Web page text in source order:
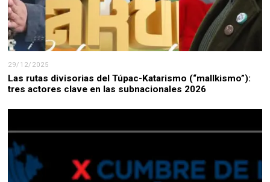
29/12/2025
Las rutas divisorias del Túpac-Katarismo (“mallkismo”):
tres actores clave en las subnacionales 2026